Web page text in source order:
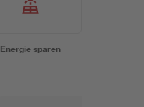
Energie sparen